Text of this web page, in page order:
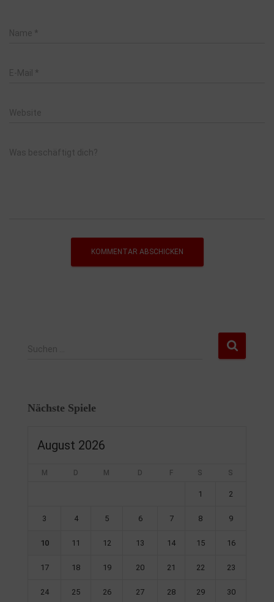
Name *
E-Mail *
Website
Was beschäftigt dich?
Suchen …
Nächste Spiele
August 2026
M D M D F S S
1 2
3 4 5 6 7 8 9
10 11 12 13 14 15 16
17 18 19 20 21 22 23
24 25 26 27 28 29 30